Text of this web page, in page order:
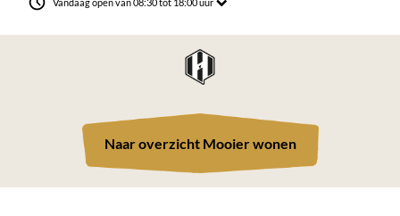
Vandaag open van 08:30 tot 18:00 uur
Naar overzicht Mooier wonen